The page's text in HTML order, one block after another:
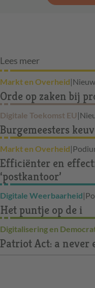
Lees meer
Markt en Overheid|
Orde op zaken bij
Digitale Toekomst EU |
Burgemeesters
Markt en Overheid|
Efficiënter en
‘postkantoor’
Digitale Weerbaarheid|
Het puntje op de i
Digitalisering en
Patriot Act: a never